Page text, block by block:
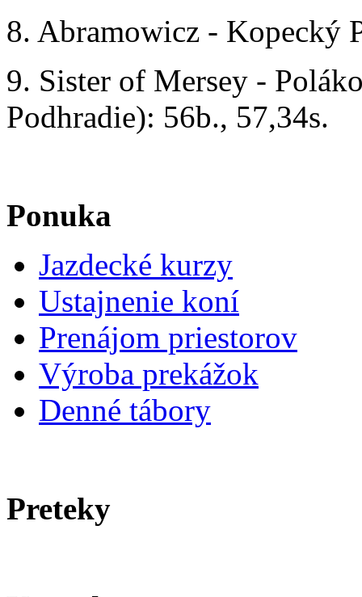
8. Abramowicz - Kopecký
9. Sister of Mersey -
Podhradie): 56b., 57,34s.
Ponuka
Jazdecké kurzy
Ustajnenie koní
Prenájom priestorov
Výroba prekážok
Denné tábory
Preteky